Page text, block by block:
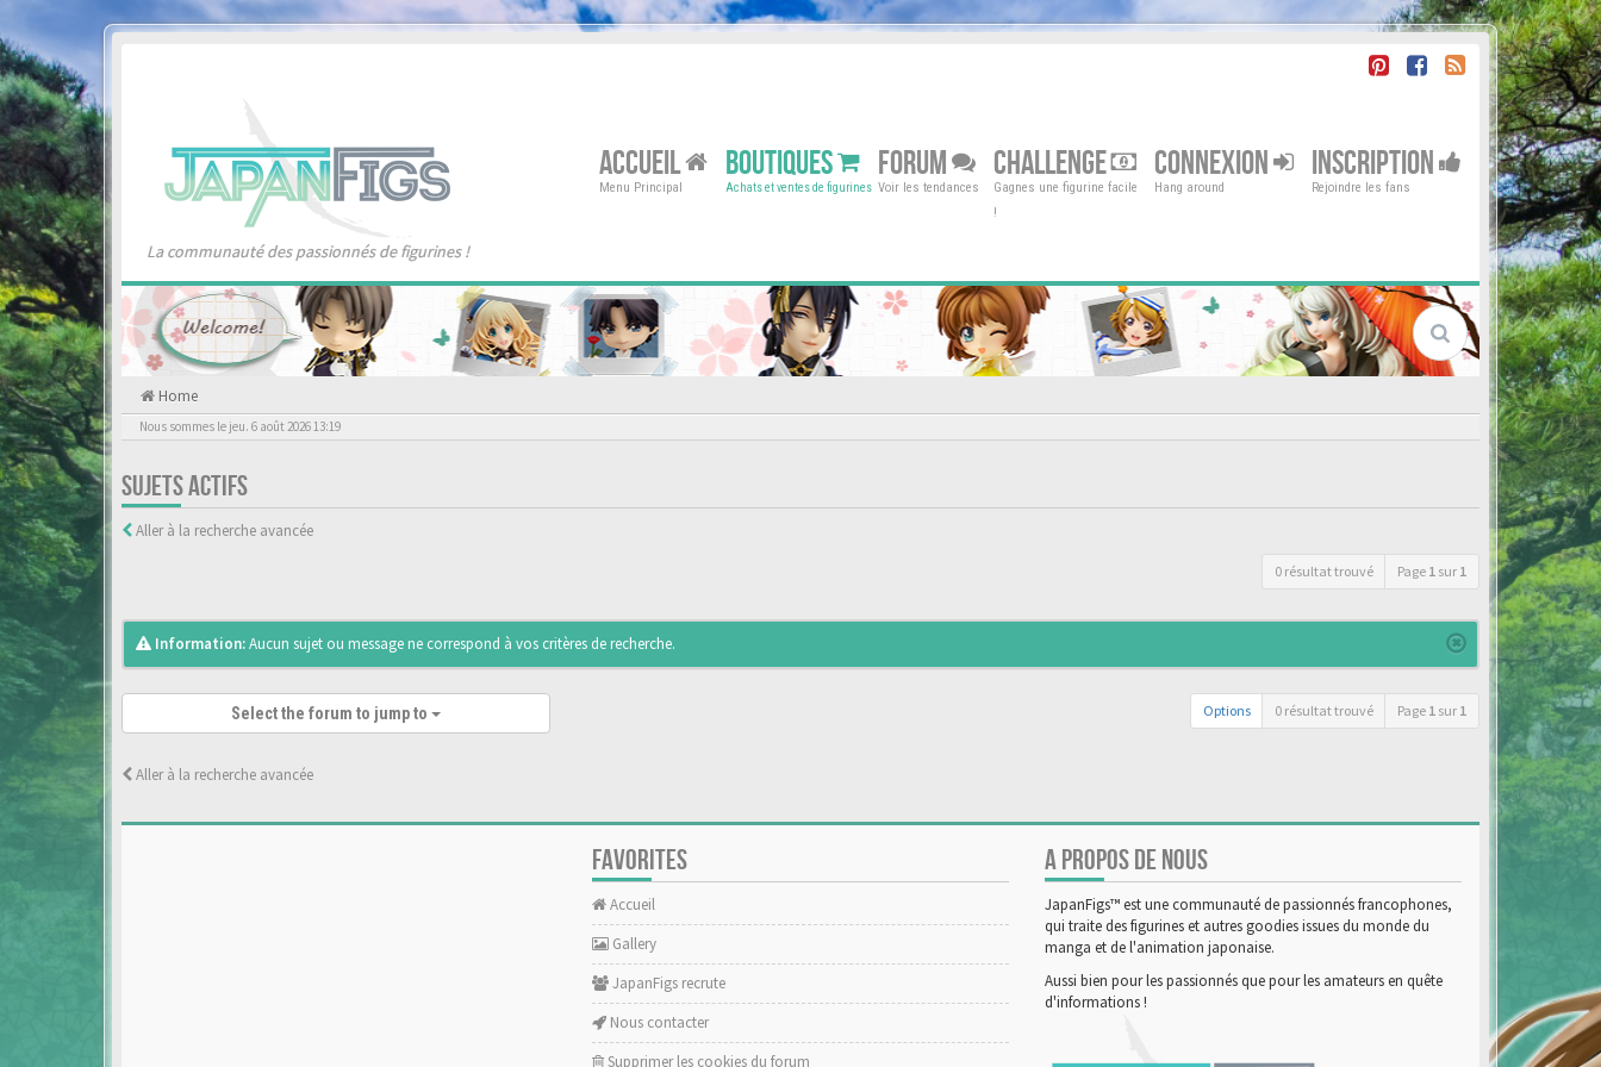
La communauté des passionnés de figurines !
ACCUEIL
Menu Principal
BOUTIQUES
Achats et ventes de figurines
FORUM
Voir les tendances
CHALLENGE
Gagnes une figurine facile
!
CONNEXION
Hang around
INSCRIPTION
Rejoindre les fans
Home
Nous sommes le jeu. 6 août 2026 13:19
SUJETS ACTIFS
Aller à la recherche avancée
0 résultat trouvé Page 1 sur 1
Information:Aucun sujet ou message ne correspond à vos critères de recherche.
Options 0 résultat trouvé Page 1 sur 1
Select the forum to jump to
Aller à la recherche avancée
FAVORITES
Accueil
Gallery
JapanFigs recrute
Nous contacter
Supprimer les cookies du forum
A PROPOS DE NOUS
JapanFigs™ est une communauté de passionnés francophones,
qui traite des figurines et autres goodies issues du monde du
manga et de l'animation japonaise.
Aussi bien pour les passionnés que pour les amateurs en quête
d'informations !